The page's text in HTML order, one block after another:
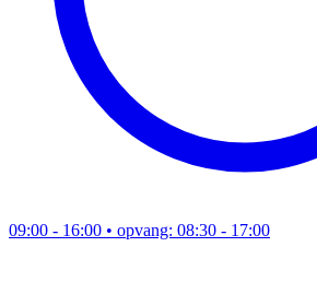
09:00 - 16:00 • opvang: 08:30 - 17:00